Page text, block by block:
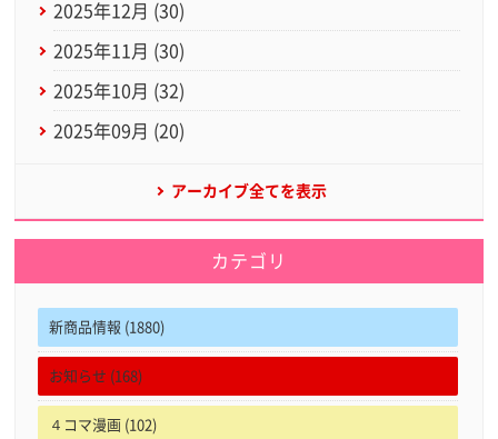
2025年12月 (30)
2025年11月 (30)
2025年10月 (32)
2025年09月 (20)
アーカイブ全てを表示
カテゴリ
新商品情報 (1880)
お知らせ (168)
４コマ漫画 (102)